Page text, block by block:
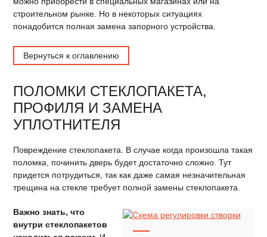
строительном рынке. Но в некоторых ситуациях
понадобится полная замена запорного устройства.
Вернуться к оглавлению
ПОЛОМКИ СТЕКЛОПАКЕТА,
ПРОФИЛЯ И ЗАМЕНА
УПЛОТНИТЕЛЯ
Повреждение стеклопакета. В случае когда произошла такая
поломка, починить дверь будет достаточно сложно. Тут
придется потрудиться, так как даже самая незначительная
трещина на стекле требует полной замены стеклопакета.
Важно знать, что
внутри стеклопакетов